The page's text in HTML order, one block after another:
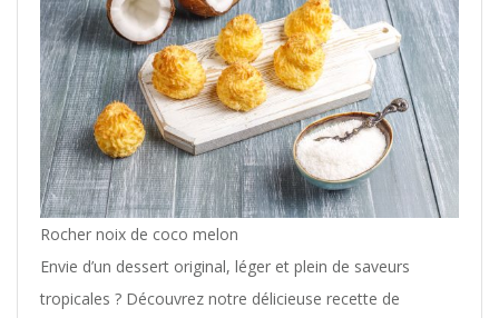
Rocher noix de coco melon
Envie d’un dessert original, léger et plein de saveurs
tropicales ? Découvrez notre délicieuse recette de